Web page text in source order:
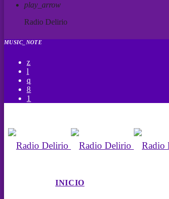
play_arrow
Radio Delirio
MUSIC_NOTE
INICIO